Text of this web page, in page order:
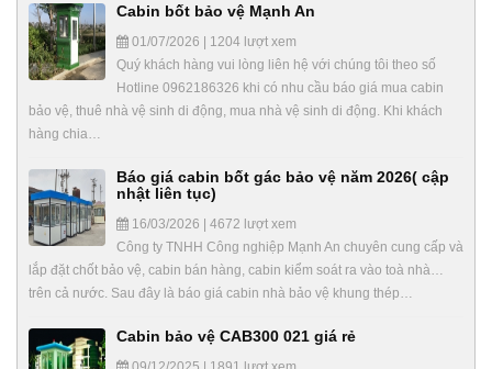
Cabin bốt bảo vệ Mạnh An
01/07/2026 | 1204 lượt xem
Quý khách hàng vui lòng liên hệ với chúng tôi theo số
Hotline 0962186326 khi có nhu cầu báo giá mua cabin
bảo vệ, thuê nhà vệ sinh di động, mua nhà vệ sinh di động. Khi khách
hàng chia…
Báo giá cabin bốt gác bảo vệ năm 2026( cập
nhật liên tục)
16/03/2026 | 4672 lượt xem
Công ty TNHH Công nghiệp Mạnh An chuyên cung cấp và
lắp đặt chốt bảo vệ, cabin bán hàng, cabin kiểm soát ra vào toà nhà…
trên cả nước. Sau đây là báo giá cabin nhà bảo vệ khung thép…
Cabin bảo vệ CAB300 021 giá rẻ